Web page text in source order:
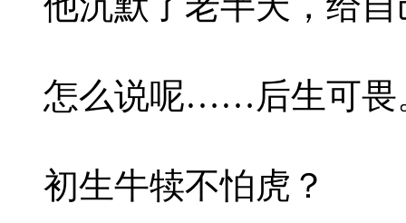
怎么说呢……后生可畏
初生牛犊不怕虎？